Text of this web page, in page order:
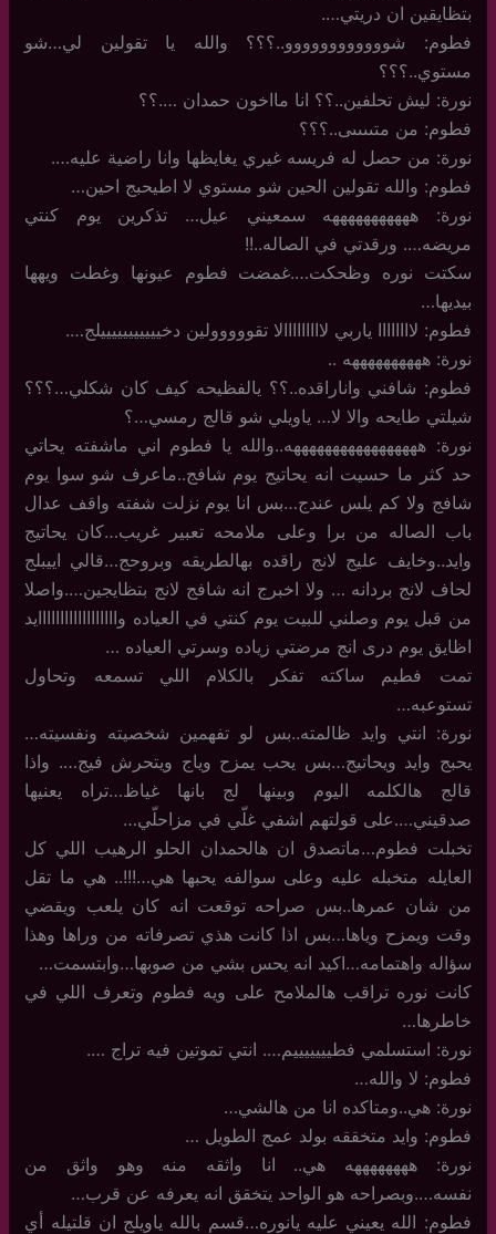
بتظايقين ان دريتي….
فطوم: شوووووووووووو..؟؟؟ والله يا تقولين لي…شو
مستوي..؟؟؟
نورة: ليش تحلفين..؟؟ انا مااخون حمدان ….؟؟
فطوم: من متىىىىى..؟؟؟
نورة: من حصل له فريسه غيري يغايظها وانا راضية عليه….
فطوم: والله تقولين الحين شو مستوي لا اطيحبج احين…
نورة: هههههههههههه سمعيني عيل… تذكرين يوم كنتي
مريضه…. ورقدتي في الصاله..!!
سكتت نوره وظحكت….غمضت فطوم عيونها وغطت ويهها
بيديها…
فطوم: لاااااااا ياربي لااااااااالا تقووووولين دخيييييييييييلج….
نورة: ههههههههههه ..
فطوم: شافني واناراقده..؟؟ يالفظيحه كيف كان شكلي…؟؟؟
شيلتي طايحه والا لا… ياويلي شو قالج رمسي…؟
نورة: هههههههههههههههههه..والله يا فطوم اني ماشفته يحاتي
حد كثر ما حسيت انه يحاتيج يوم شافج..ماعرف شو سوا يوم
شافج ولا كم يلس عندج…بس انا يوم نزلت شفته واقف عدال
باب الصاله من برا وعلى ملامحه تعبير غريب…كان يحاتيج
وايد..وخايف عليج لانج راقده بهالطريقه وبروحج…قالي اييبلج
لحاف لانج بردانه … ولا اخبرج انه شافج لانج بتظايجين….واصلا
من قبل يوم وصلني للبيت يوم كنتي في العياده واااااااااااااااااايد
اظايق يوم درى انج مرضتي زياده وسرتي العياده …
تمت فطيم ساكته تفكر بالكلام اللي تسمعه وتحاول
تستوعبه…
نورة: انتي وايد ظالمته..بس لو تفهمين شخصيته ونفسيته…
يحبج وايد ويحاتيج…بس يحب يمزح وياج ويتحرش فيج…. واذا
قالج هالكلمه اليوم وبينها لج بانها غياظ…تراه يعنيها
صدقيني….على قولتهم اشفي غلّي في مزاحلّي…
تخبلت فطوم…ماتصدق ان هالحمدان الحلو الرهيب اللي كل
العايله متخبله عليه وعلى سوالفه يحبها هي…!!!.. هي ما تقل
من شان عمرها..بس صراحه توقعت انه كان يلعب ويقضي
وقت ويمزح وياها…بس اذا كانت هذي تصرفاته من وراها وهذا
سؤاله واهتمامه…اكيد انه يحس بشي من صوبها…وابتسمت…
كانت نوره تراقب هالملامح على ويه فطوم وتعرف اللي في
خاطرها…
نورة: استسلمي فطيييييييم…. انتي تموتين فيه تراج ….
فطوم: لا والله…
نورة: هي..ومتاكده انا من هالشي…
فطوم: وايد متخققه بولد عمج الطويل …
نورة: ههههههههه هي.. انا واثقه منه وهو واثق من
نفسه….وبصراحه هو الواحد يتخقق انه يعرفه عن قرب…
فطوم: الله يعيني عليه يانوره…قسم بالله ياويلج ان قلتيله أي